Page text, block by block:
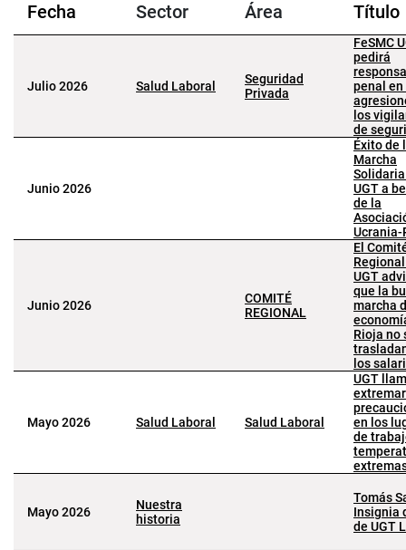
Fecha Sector Área Título
Julio 2026 Salud Laboral
Seguridad
Privada
FeSMC
pedirá
penal en
los
de
Junio 2026
Éxito de
Marcha
UGT a
de la
Ucrania-
Junio 2026
COMITÉ
REGIONAL
El
UGT
que la
marcha
Rioja no
los
Mayo 2026 Salud Laboral Salud Laboral
UGT
en los
de
Mayo 2026
Nuestra
historia
Tomás
Insignia
de UGT